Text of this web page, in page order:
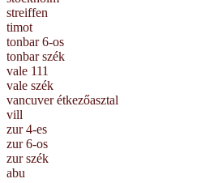
streiffen
timot
tonbar 6-os
tonbar szék
vale 111
vale szék
vancuver étkezőasztal
vill
zur 4-es
zur 6-os
zur szék
abu